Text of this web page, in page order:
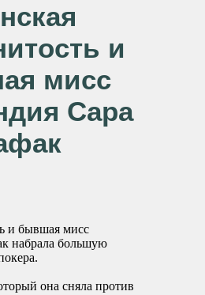
и
мисс
Сара
и бывшая мисс
набрала большую
она сняла против